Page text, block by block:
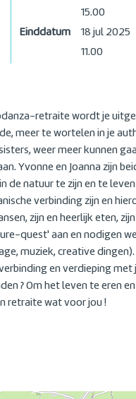
15.00
Einddatum
18 jul 2025
11.00
retraite wordt je
meer te wortelen in je
weer meer kunnen
Yvonne en Joanna zijn
de natuur te zijn en te
verbinding zijn en
zijn en heerlijk eten,
quest' aan en nodigen
muziek, creative
en verdieping
? Om het leven te eren
retraite wat voor jou !